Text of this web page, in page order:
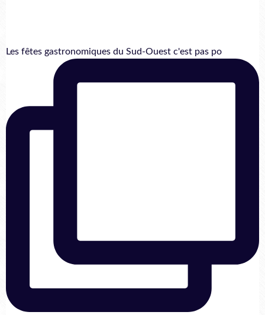
Les fêtes gastronomiques du Sud-Ouest c'est pas po